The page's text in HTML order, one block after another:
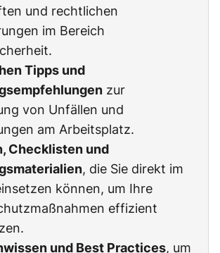
und rechtlichen
im Bereich
Tipps und
zur
von Unfällen und
am Arbeitsplatz.
Checklisten und
, die Sie direkt im
können, um Ihre
effizient
und Best Practices, um